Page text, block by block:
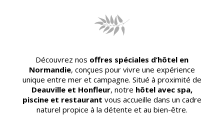
Découvrez nos offres spéciales d’hôtel en
Normandie, conçues pour vivre une expérience
unique entre mer et campagne. Situé à proximité de
Deauville et Honfleur, notre hôtel avec spa,
piscine et restaurant vous accueille dans un cadre
naturel propice à la détente et au bien-être.